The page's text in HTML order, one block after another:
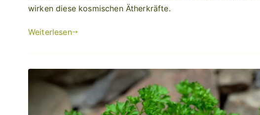
wirken diese kosmischen Ätherkräfte.
Weiterlesen